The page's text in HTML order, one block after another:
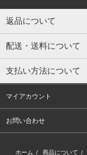
返品について
配送・送料について
支払い方法について
マイアカウント
お問い合わせ
ホーム / 商品について /